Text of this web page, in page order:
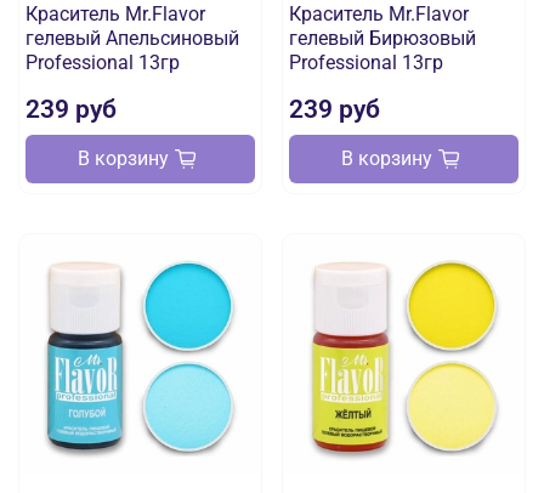
Краситель Mr.Flavor
гелевый Апельсиновый
Professional 13гр
239 руб
В корзину
Краситель Mr.Flavor
гелевый Бирюзовый
Professional 13гр
239 руб
В корзину